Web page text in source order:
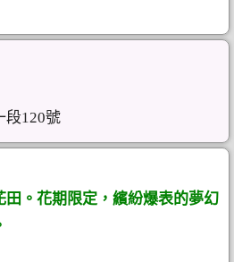
段120號
田。花期限定，繽紛爆表的夢幻